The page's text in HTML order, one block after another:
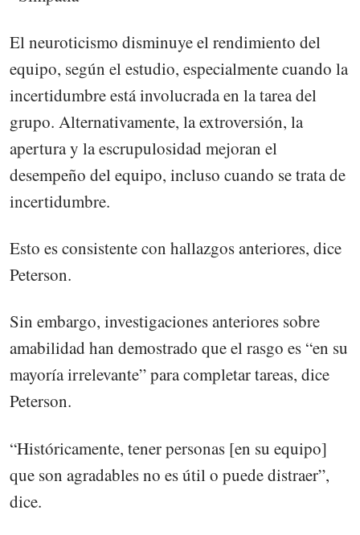
El neuroticismo disminuye el rendimiento del
equipo, según el estudio, especialmente cuando la
incertidumbre está involucrada en la tarea del
grupo. Alternativamente, la extroversión, la
apertura y la escrupulosidad mejoran el
desempeño del equipo, incluso cuando se trata de
incertidumbre.
Esto es consistente con hallazgos anteriores, dice
Peterson.
Sin embargo, investigaciones anteriores sobre
amabilidad han demostrado que el rasgo es “en su
mayoría irrelevante” para completar tareas, dice
Peterson.
“Históricamente, tener personas [en su equipo]
que son agradables no es útil o puede distraer”,
dice.